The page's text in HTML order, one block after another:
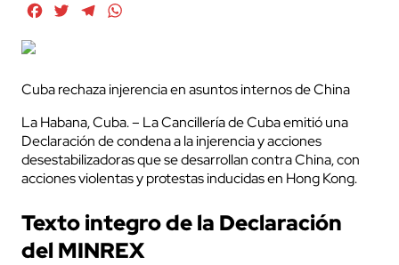
FacebookTwitterTelegram
Cuba rechaza injerencia en asuntos internos de China
La Habana, Cuba. – La Cancillería de Cuba emitió una
Declaración de condena a la injerencia y acciones
desestabilizadoras que se desarrollan contra China, con
acciones violentas y protestas inducidas en Hong Kong.
Texto integro de la Declaración
del MINREX